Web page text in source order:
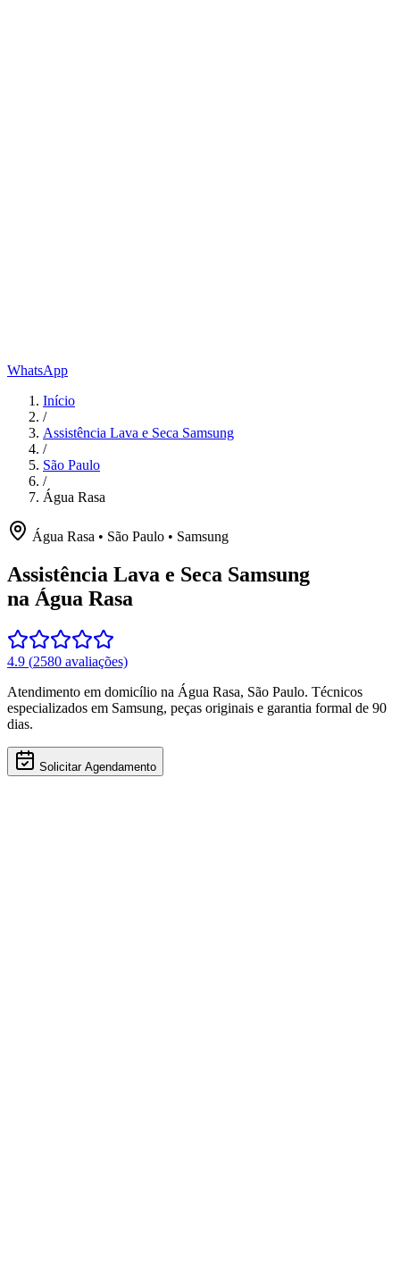
WhatsApp
Início
/
Assistência Lava e Seca Samsung
/
São Paulo
/
Água Rasa
Água Rasa • São Paulo • Samsung
Assistência Lava e Seca Samsung
na Água Rasa
4.9 (2580 avaliações)
Atendimento em domicílio na Água Rasa, São Paulo. Técnicos
especializados em Samsung, peças originais e garantia formal de 90
dias.
Solicitar Agendamento